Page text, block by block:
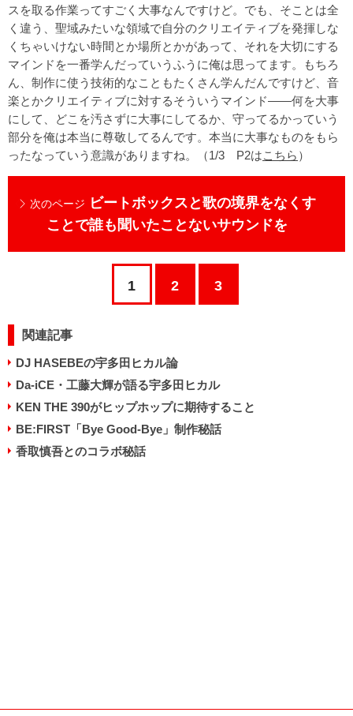
スを取る作業ってすごく大事なんですけど。でも、そことは全
く違う、聖域みたいな領域で自分のクリエイティブを発揮しな
くちゃいけない時間とか場所とかがあって、それを大切にする
マインドを一番学んだっていうふうに俺は思ってます。もちろ
ん、制作に使う技術的なこともたくさん学んだんですけど、音
楽とかクリエイティブに対するそういうマインド――何を大事
にして、どこを汚さずに大事にしてるか、守ってるかっていう
部分を俺は本当に尊敬してるんです。本当に大事なものをもら
ったなっていう意識がありますね。（1/3 P2はこちら ）
次のページ ビートボックスと歌の境界をなくす
ことで誰も聞いたことないサウンドを
1 2 3
関連記事
DJ HASEBEの宇多田ヒカル論
Da-iCE・工藤大輝が語る宇多田ヒカル
KEN THE 390がヒップホップに期待すること
BE:FIRST「Bye Good-Bye」制作秘話
香取慎吾とのコラボ秘話